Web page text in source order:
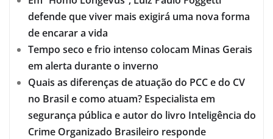
defende que viver mais exigirá uma nova forma
de encarar a vida
Tempo seco e frio intenso colocam Minas Gerais
em alerta durante o inverno
Quais as diferenças de atuação do PCC e do CV
no Brasil e como atuam? Especialista em
segurança pública e autor do livro Inteligência do
Crime Organizado Brasileiro responde